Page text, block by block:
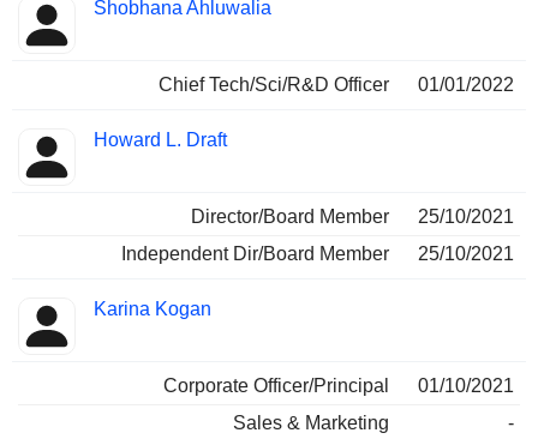
Shobhana Ahluwalia
Chief Tech/Sci/R&D Officer 01/01/2022
Howard L. Draft
Director/Board Member
25/10/2021
Independent Dir/Board Member
25/10/2021
Karina Kogan
Corporate Officer/Principal
01/10/2021
Sales & Marketing
-